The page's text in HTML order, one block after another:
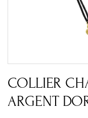
COLLIER
ARGENT